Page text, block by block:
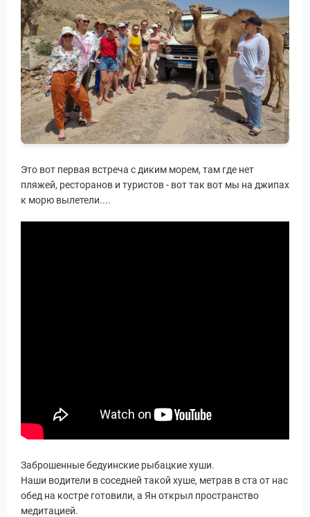
Это вот первая встреча с диким морем, там где нет
пляжей, ресторанов и туристов - вот так вот мы на джипах
к морю вылетели....
Заброшенные бедуинские рыбацкие хуши.
Наши водители в соседней такой хуше, метрав в ста от нас
обед на костре готовили, а Ян открыл пространство
медитацией.